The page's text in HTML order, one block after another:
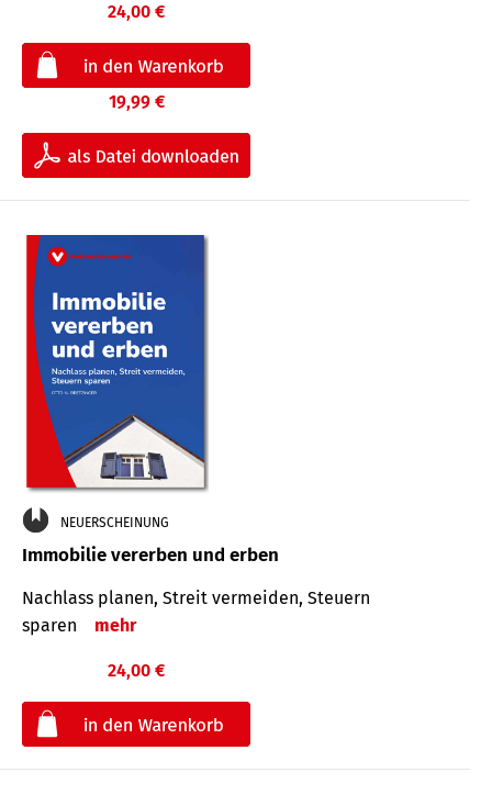
24,00 €
19,99 €
NEUERSCHEINUNG
Immobilie vererben und erben
Nachlass planen, Streit vermeiden, Steuern
sparen
mehr
24,00 €